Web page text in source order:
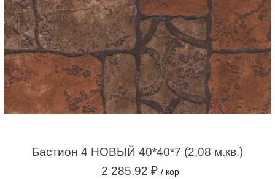
Бастион 4 НОВЫЙ 40*40*7 (2,08 м.кв.)
2 285.92 ₽ / кор